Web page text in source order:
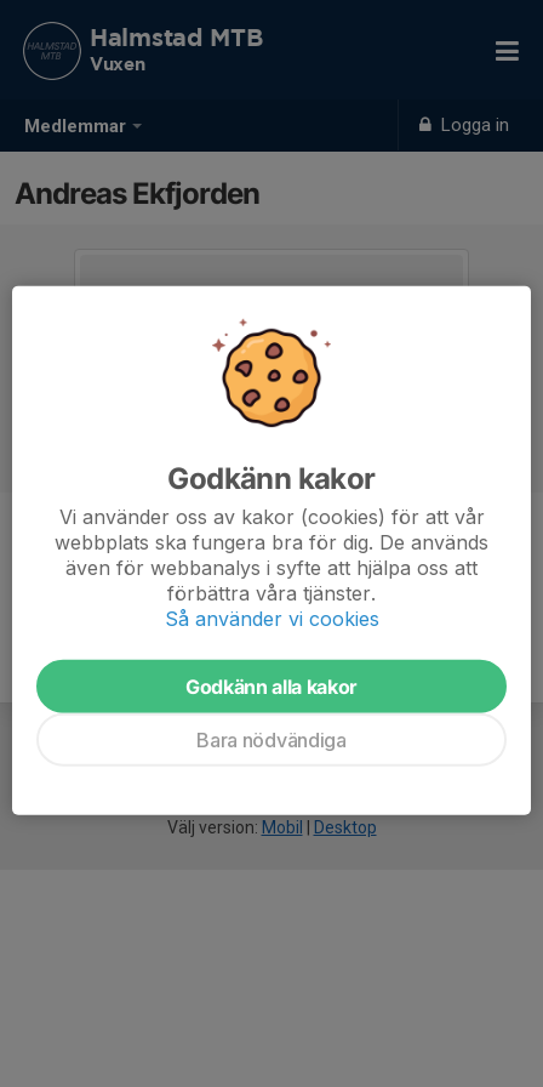
Medlemmar Logga in
Halmstad MTB
Vuxen
Andreas Ekfjorden
Ålder 52 år
Välj version: Mobil Desktop
Godkänn kakor
Vi använder oss av kakor (cookies) för att vår
webbplats ska fungera bra för dig. De används
även för webbanalys i syfte att hjälpa oss att
förbättra våra tjänster.
Så använder vi cookies
Godkänn alla kakor
Bara nödvändiga